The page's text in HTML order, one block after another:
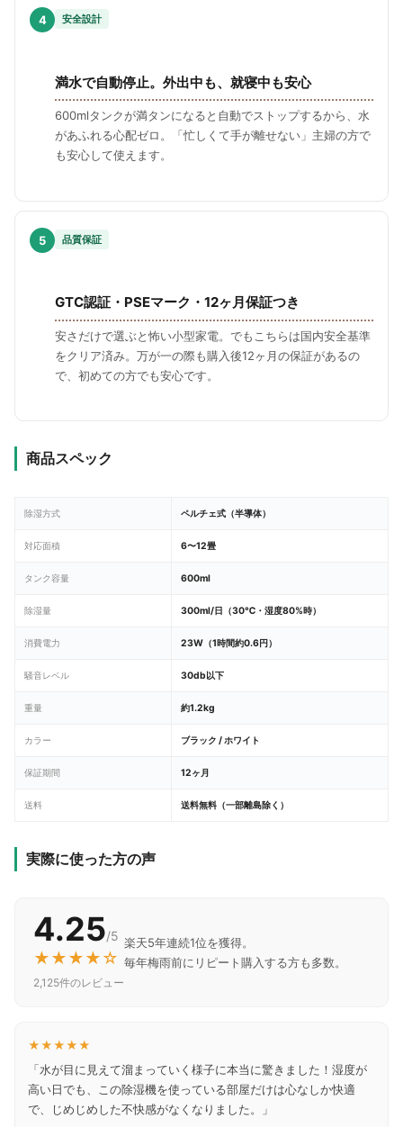
4 安全設計
満水で自動停止。外出中も、就寝中も安心
600mlタンクが満タンになると自動でストップするから、水
があふれる心配ゼロ。「忙しくて手が離せない」主婦の方で
も安心して使えます。
5 品質保証
GTC認証・PSEマーク・12ヶ月保証つき
安さだけで選ぶと怖い小型家電。でもこちらは国内安全基準
をクリア済み。万が一の際も購入後12ヶ月の保証があるの
で、初めての方でも安心です。
商品スペック
除湿方式 ペルチェ式（半導体）
対応面積 6〜12畳
タンク容量 600ml
除湿量 300ml/日（30℃・湿度80%時）
消費電力 23W（1時間約0.6円）
騒音レベル 30db以下
重量 約1.2kg
カラー ブラック / ホワイト
保証期間 12ヶ月
送料 送料無料（一部離島除く）
実際に使った方の声
4.25/5
★★★★☆
2,125件のレビュー
楽天5年連続1位を獲得。
毎年梅雨前にリピート購入する方も多数。
★★★★★
「水が目に見えて溜まっていく様子に本当に驚きました！湿度が
高い日でも、この除湿機を使っている部屋だけは心なしか快適
で、じめじめした不快感がなくなりました。」